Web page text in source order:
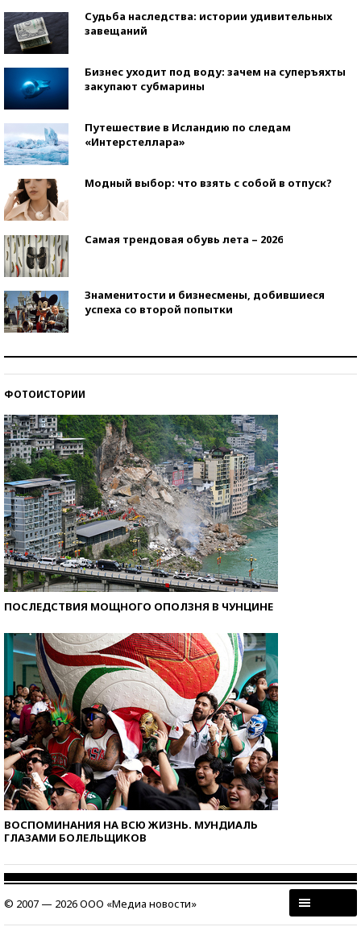
Судьба наследства: истории удивительных
завещаний
Бизнес уходит под воду: зачем на суперъяхты
закупают субмарины
Путешествие в Исландию по следам
«Интерстеллара»
Модный выбор: что взять с собой в отпуск?
Самая трендовая обувь лета – 2026
Знаменитости и бизнесмены, добившиеся
успеха со второй попытки
ФОТОИСТОРИИ
ПОСЛЕДСТВИЯ МОЩНОГО ОПОЛЗНЯ В ЧУНЦИНЕ
ВОСПОМИНАНИЯ НА ВСЮ ЖИЗНЬ. МУНДИАЛЬ
ГЛАЗАМИ БОЛЕЛЬЩИКОВ
© 2007 — 2026 ООО «Медиа новости»